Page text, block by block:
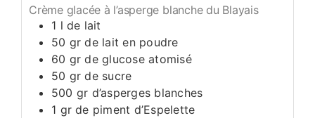
Crème glacée à l’asperge blanche du Blayais
1 l de lait
50 gr de lait en poudre
60 gr de glucose atomisé
50 gr de sucre
500 gr d’asperges blanches
1 gr de piment d’Espelette